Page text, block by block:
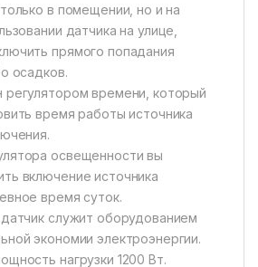
в помещении, но и на
датчика на улице,
прямого попадания
осадков.
регулятором времени, который
время работы источника
освещенности вы
включение источника
время суток.
служит оборудованием
экономии электроэнергии.
нагрузки 1200 Вт.